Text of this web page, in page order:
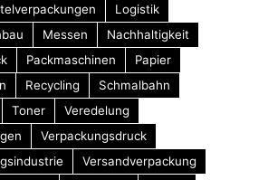
Logistik
Messen
Nachhaltigkeit
Packmaschinen
Papier
Recycling
Schmalbahn
Toner
Veredelung
Verpackungsdruck
Versandverpackung